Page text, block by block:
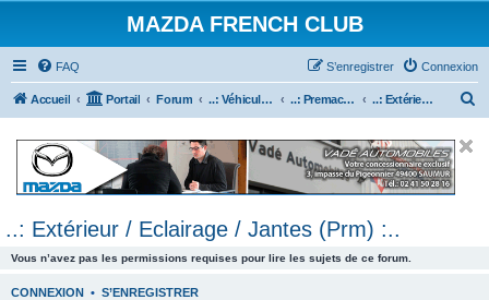
MAZDA FRENCH CLUB
FAQ Connexion
S’enregistrer
Accueil Portail Forum ..: Véhicules Mazda ancien (<2003) :.. ..: Premacy :.. ..: Extérieur / Eclairage / Jantes (Prm) :..
..: Extérieur / Eclairage / Jantes (Prm) :..
Vous n’avez pas les permissions requises pour lire les sujets de ce forum.
CONNEXION • S’ENREGISTRER